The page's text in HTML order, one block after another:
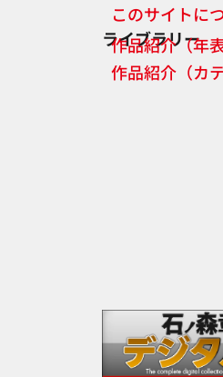
このサイトに
ライブラリー
作品紹介（年表
作品紹介（カ